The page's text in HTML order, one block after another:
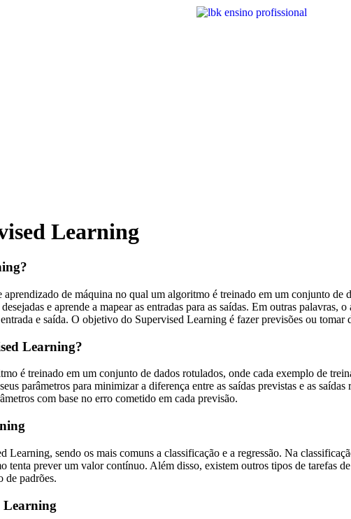
Learning
de máquina no qual um algoritmo é treinado em um conjunto
e aprende a mapear as entradas para as saídas. Em outras
e saída. O objetivo do Supervised Learning é fazer previsões ou tomar
Learning?
é treinado em um conjunto de dados rotulados, onde cada exemplo de
parâmetros para minimizar a diferença entre as saídas previstas e as
com base no erro cometido em cada previsão.
Learning, sendo os mais comuns a classificação e a regressão. Na
tenta prever um valor contínuo. Além disso, existem outros tipos de tarefas
de padrões.
Learning